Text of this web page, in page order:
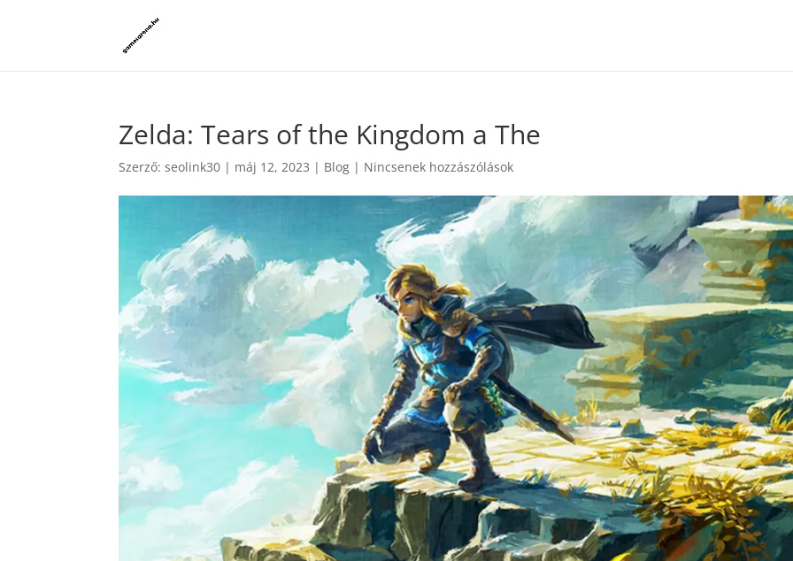
Zelda: Tears of the Kingdom a The
Szerző:seolink30 | máj 12, 2023 | Blog | Nincsenek hozzászólások